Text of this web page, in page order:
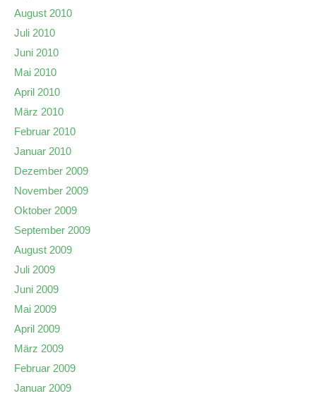
August 2010
Juli 2010
Juni 2010
Mai 2010
April 2010
März 2010
Februar 2010
Januar 2010
Dezember 2009
November 2009
Oktober 2009
September 2009
August 2009
Juli 2009
Juni 2009
Mai 2009
April 2009
März 2009
Februar 2009
Januar 2009